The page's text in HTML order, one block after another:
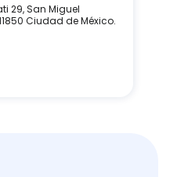
29, San Miguel
Ciudad de México.